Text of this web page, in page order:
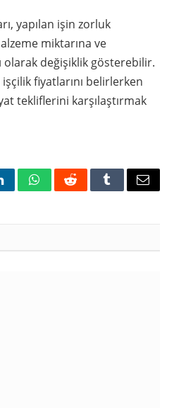
yapılan işin zorluk
miktarına ve
olarak değişiklik gösterebilir.
işçilik fiyatlarını belirlerken
tekliflerini karşılaştırmak
WhatsAppRedditTumblrEmail